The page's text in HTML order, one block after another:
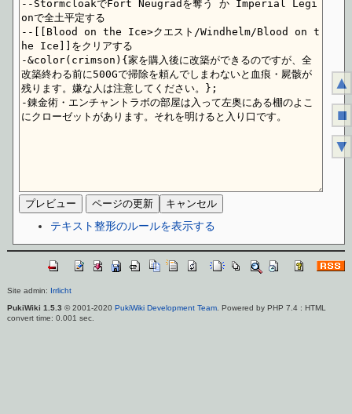
テキスト整形のルールを表示する
Site admin: Irrlicht
PukiWiki 1.5.3 © 2001-2020 PukiWiki Development Team. Powered by PHP 7.4 : HTML
convert time: 0.001 sec.
▲
■
▼